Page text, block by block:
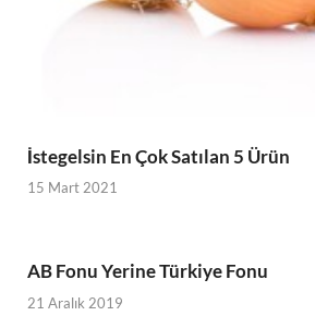
İstegelsin En Çok Satılan 5 Ürün
15 Mart 2021
AB Fonu Yerine Türkiye Fonu
21 Aralık 2019